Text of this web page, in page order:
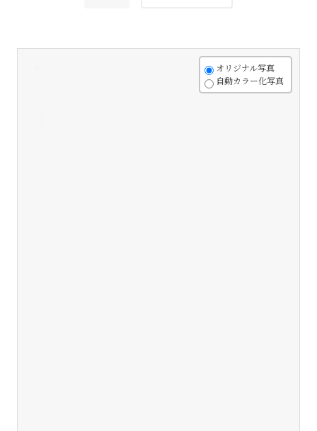
オリジナル写真
自動カラー化写真